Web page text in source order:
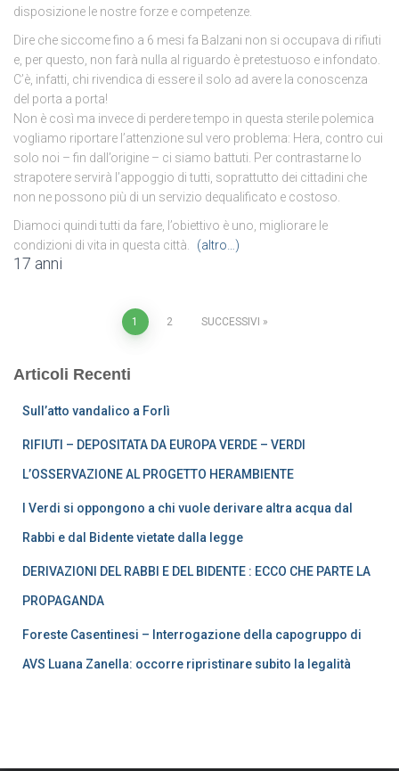
disposizione le nostre forze e competenze.
Dire che siccome fino a 6 mesi fa Balzani non si occupava di rifiuti
e, per questo, non farà nulla al riguardo è pretestuoso e infondato.
C’è, infatti, chi rivendica di essere il solo ad avere la conoscenza
del porta a porta!
Non è così ma invece di perdere tempo in questa sterile polemica
vogliamo riportare l’attenzione sul vero problema: Hera, contro cui
solo noi – fin dall’origine – ci siamo battuti. Per contrastarne lo
strapotere servirà l’appoggio di tutti, soprattutto dei cittadini che
non ne possono più di un servizio dequalificato e costoso.
Diamoci quindi tutti da fare, l’obiettivo è uno, migliorare le
condizioni di vita in questa città.
(altro…)
17 anni
Paginazione
degli
articoli
1 2 SUCCESSIVI
Articoli Recenti
Sull’atto vandalico a Forlì
RIFIUTI – DEPOSITATA DA EUROPA VERDE – VERDI
L’OSSERVAZIONE AL PROGETTO HERAMBIENTE
I Verdi si oppongono a chi vuole derivare altra acqua dal
Rabbi e dal Bidente vietate dalla legge
DERIVAZIONI DEL RABBI E DEL BIDENTE : ECCO CHE PARTE LA
PROPAGANDA
Foreste Casentinesi – Interrogazione della capogruppo di
AVS Luana Zanella: occorre ripristinare subito la legalità